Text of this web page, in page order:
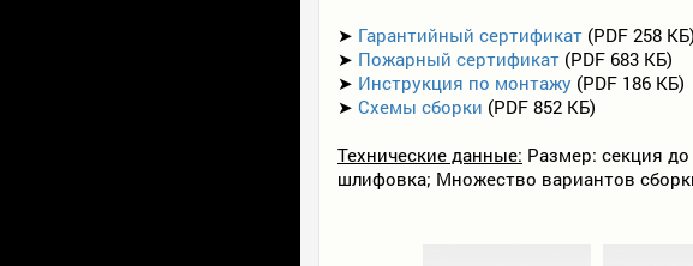
➤ Гарантийный сертификат (PDF 258 КБ)
➤ Пожарный сертификат (PDF 683 КБ)
➤ Инструкция по монтажу (PDF 186 КБ)
➤ Схемы сборки (PDF 852 КБ)
Технические данные: Размер: секция
шлифовка; Множество вариантов